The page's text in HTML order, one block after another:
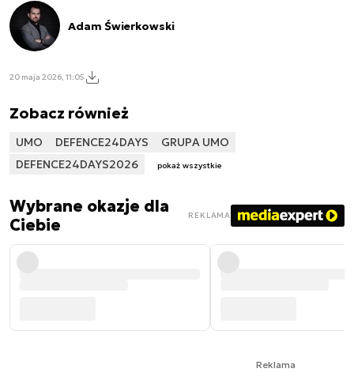
Adam Świerkowski
20 maja 2026, 11:05
Zobacz również
UMO DEFENCE24DAYS
GRUPA UMO
DEFENCE24DAYS2026
pokaż wszystkie
Wybrane okazje dla
Ciebie
REKLAMA
Reklama